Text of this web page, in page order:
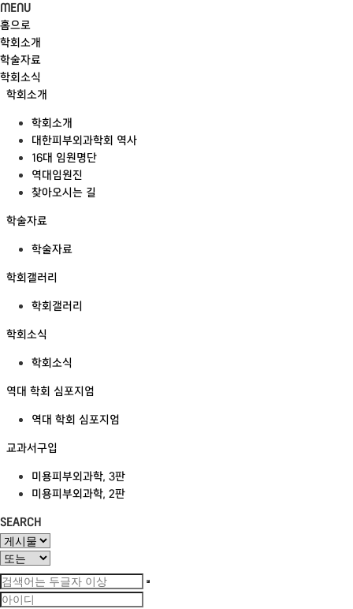
MENU
홈으로
학회소개
학술자료
학회소식
학회소개
학회소개
대한피부외과학회 역사
16대 임원명단
역대임원진
찾아오시는 길
학술자료
학술자료
학회갤러리
학회갤러리
학회소식
학회소식
역대 학회 심포지엄
역대 학회 심포지엄
교과서구입
미용피부외과학, 3판
미용피부외과학, 2판
SEARCH